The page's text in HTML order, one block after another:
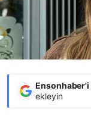
Ensonhaber'i
ekleyin